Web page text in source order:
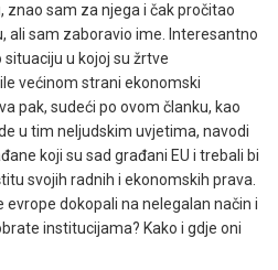
znao sam za njega i čak pročitao
ali sam zaboravio ime. Interesantno
u kojoj su žrtve
većinom strani ekonomski
pak, sudeći po ovom članku, kao
u tim neljudskim uvjetima, navodi
koji su sad građani EU i trebali bi
svojih radnih i ekonomskih prava.
dokopali na nelegalan način i
institucijama? Kako i gdje oni